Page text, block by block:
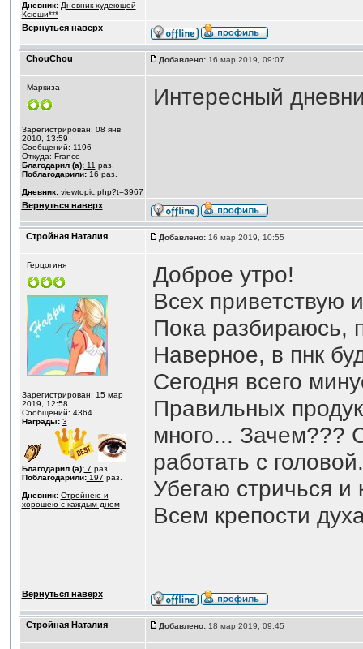
Дневник: Дневник худеющей
Ксюши***
Вернуться наверх
ChouChou Добавлено:16 мар 2019, 09:07
Маркиза
Зарегистрирован: 08 янв
2010, 13:59
Сообщений: 1196
Откуда: France
Благодарил (а):11 раз.
Поблагодарили:16 раз.
Дневник: viewtopic.php?t=3967
Интересный
Вернуться наверх
Стройная Наталия Добавлено:16 мар 2019, 10:55
Герцогиня
Зарегистрирован: 15 мар
2019, 12:58
Сообщений: 4364
Награды: 3
Благодарил (а):7 раз.
Поблагодарили:197 раз.
Дневник: Стройнею и
хорошею с каждым днем
Доброе утро!
Всех приветствую
Пока разбираюсь,
Наверное, в пнк
Сегодня всего
Правильных
много... Зачем???
работать с
Убегаю стричься и
Всем крепости
Вернуться наверх
Стройная Наталия Добавлено:18 мар 2019, 09:45